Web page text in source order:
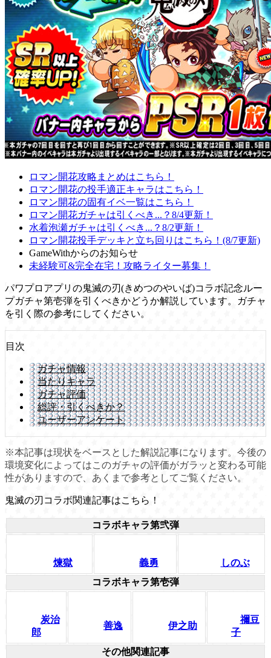
ロマン開花攻略まとめはこちら！
ロマン開花の投手適正キャラはこちら！
ロマン開花の固有イベ一覧はこちら！
ロマン開花ガチャは引くべき...？8/4更新！
水着泡瀬ガチャは引くべき...？8/2更新！
ロマン開花投手デッキと立ち回りはこちら！(8/7更新)
GameWithからのお知らせ
未経験可&完全在宅！攻略ライター募集！
パワプロアプリの鬼滅の刃(きめつのやいば)コラボ記念ルー
プガチャ第壱弾を引くべきかどうか解説しています。ガチャ
を引く際の参考にしてください。
目次
ガチャ情報
当たりキャラ
ガチャ評価
総評・引くべきか？
ユーザーアンケート
※本記事は現状をベースとした解説記事になります。今後の
環境変化によってはこのガチャの評価がガラッと変わる可能
性がありますので、あくまで参考としてご覧ください。
鬼滅の刃コラボ関連記事はこちら！
コラボキャラ第弐弾
煉獄 義勇
しのぶ
コラボキャラ第壱弾
炭治
郎
善逸 伊之助
禰豆
子
その他関連記事